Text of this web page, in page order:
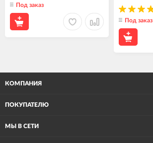
Под заказ
Под заказ
КОМПАНИЯ
ПОКУПАТЕЛЮ
МЫ В СЕТИ